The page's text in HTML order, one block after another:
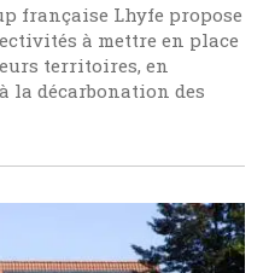
française Lhyfe propose
à mettre en place
territoires, en
la décarbonation des